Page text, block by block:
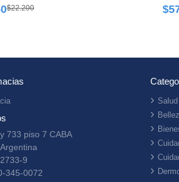
$22.200
733 piso 7 CABA
9
345-0072
Salud